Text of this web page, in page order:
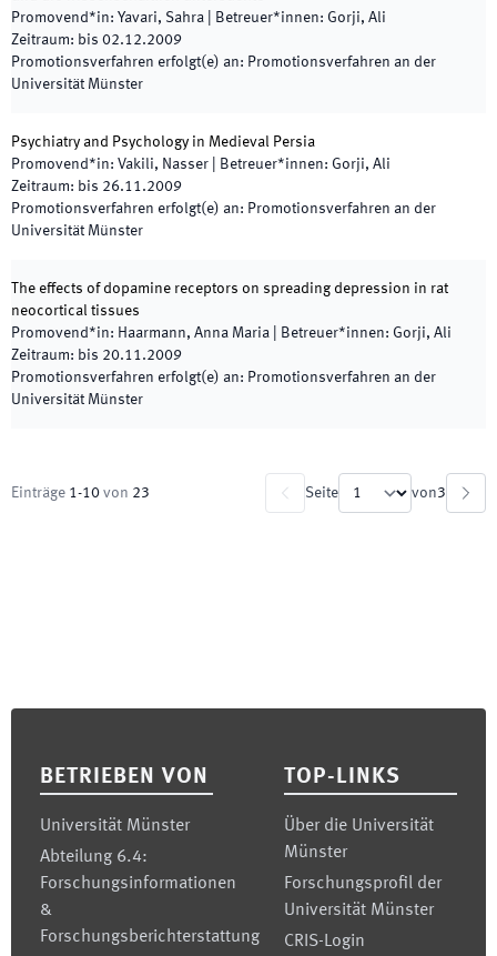
Promovend*in: Yavari, Sahra Betreuer*innen: Gorji, Ali
Zeitraum: bis 02.12.2009
Promotionsverfahren erfolgt(e) an: Promotionsverfahren an der
Universität Münster
Psychiatry and Psychology in Medieval Persia
Promovend*in: Vakili, Nasser Betreuer*innen: Gorji, Ali
Zeitraum: bis 26.11.2009
Promotionsverfahren erfolgt(e) an: Promotionsverfahren an der
Universität Münster
The effects of dopamine receptors on spreading depression in rat
neocortical tissues
Promovend*in: Haarmann, Anna Maria Betreuer*innen: Gorji, Ali
Zeitraum: bis 20.11.2009
Promotionsverfahren erfolgt(e) an: Promotionsverfahren an der
Universität Münster
Einträge 1-10 von 23 Seite von3
BETRIEBEN VON
Universität Münster
Abteilung 6.4:
Forschungsinformationen
&
Forschungsberichterstattung
TOP-LINKS
Über die Universität
Münster
Forschungsprofil der
Universität Münster
CRIS-Login